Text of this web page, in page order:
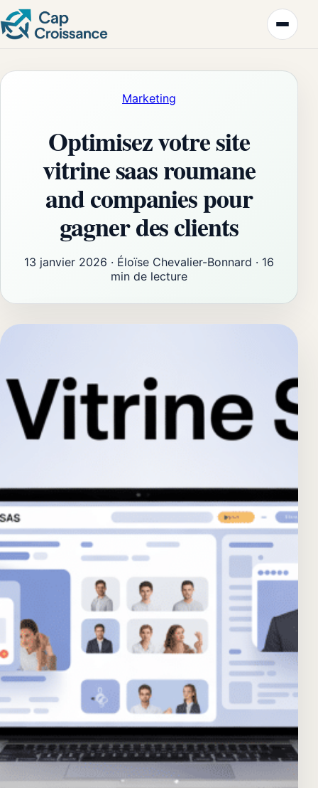
Marketing
Optimisez votre site
vitrine saas roumane
and companies pour
gagner des clients
13 janvier 2026 · Éloïse Chevalier-Bonnard · 16
min de lecture